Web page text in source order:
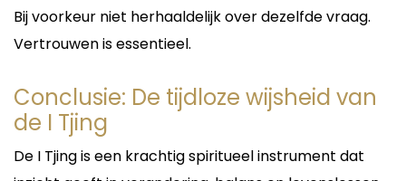
Bij voorkeur niet herhaaldelijk over dezelfde vraag.
Vertrouwen is essentieel.
Conclusie: De tijdloze wijsheid van
de I Tjing
De I Tjing is een krachtig spiritueel instrument dat